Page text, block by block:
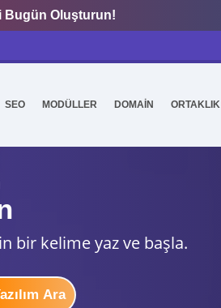
Bugün Oluşturun!
SEO MODÜLLER DOMAİN ORTAKLIK
bir kelime yaz ve başla.
Ara